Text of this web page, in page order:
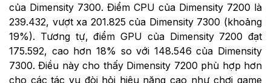
của Dimensity 7300. Điểm CPU của Dimensity 7200 là
239.432, vượt xa 201.825 của Dimensity 7300 (khoảng
19%). Tương tự, điểm GPU của Dimensity 7200 đạt
175.592, cao hơn 18% so với 148.546 của Dimensity
7300. Điều này cho thấy Dimensity 7200 phù hợp hơn
cho các tác vụ đòi hỏi hiệu năng cao như chơi game